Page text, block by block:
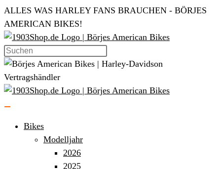
Zum
Inhalt
springen
ALLES WAS HARLEY FANS BRAUCHEN - BÖRJES
AMERICAN BIKES!
Bikes
Modelljahr
2026
2025